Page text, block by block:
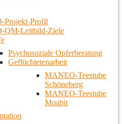
Projekt-Profil
QM-Leitbild-Ziele
Psychosoziale Opferberatung
Geflüchtetenarbeit
MANEO-Teestube
Schöneberg
MANEO-Teestube
Moabit